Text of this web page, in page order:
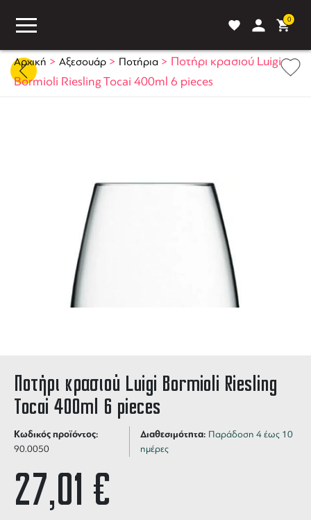
0
Αρχική > Αξεσουάρ > Ποτήρια > Ποτήρι κρασιού Luigi
Bormioli Riesling Tocai 400ml 6 pieces
Ποτήρι κρασιού Luigi Bormioli Riesling
Tocai 400ml 6 pieces
Κωδικός προϊόντος:
90.0050
Διαθεσιμότητα: Παράδοση 4 έως 10
ημέρες
27,01 €